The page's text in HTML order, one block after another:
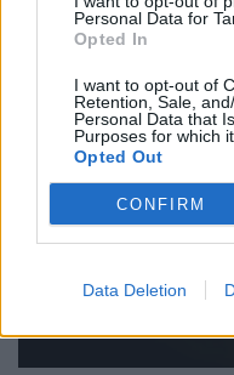
Personal Data for
Opted In
I want to opt-out of
Retention, Sale,
Personal Data that
Purposes for which
Opted Out
CONFIRM
Data Deletion
pode chegar à